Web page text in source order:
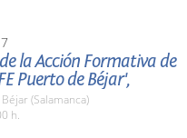
la Acción Formativa de
Puerto de Béjar',
(Salamanca)
h.